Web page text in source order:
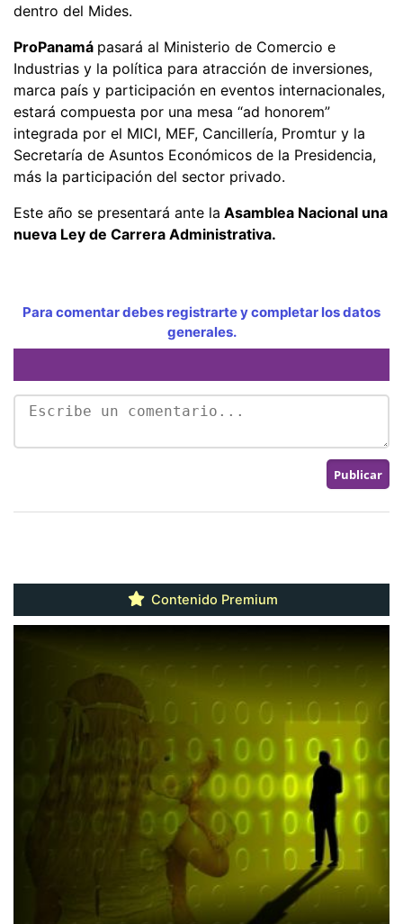
dentro del Mides.
ProPanamá pasará al Ministerio de Comercio e
Industrias y la política para atracción de inversiones,
marca país y participación en eventos internacionales,
estará compuesta por una mesa “ad honorem”
integrada por el MICI, MEF, Cancillería, Promtur y la
Secretaría de Asuntos Económicos de la Presidencia,
más la participación del sector privado.
Este año se presentará ante la Asamblea Nacional una
nueva Ley de Carrera Administrativa.
Para comentar debes registrarte y completar los datos
generales.
Contenido Premium